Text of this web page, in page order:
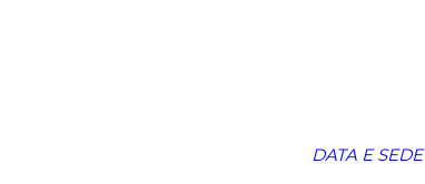
DATA E